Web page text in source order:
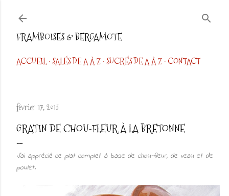
FRAMBOISES & BERGAMOTE
ACCUEIL SALÉS DE A À Z SUCRÉS DE A À Z CONTACT
février 17, 2013
GRATIN DE CHOU-FLEUR À LA BRETONNE
J'ai apprécié ce plat complet à base de chou-fleur, de veau et de
poulet.